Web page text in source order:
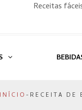
Receitas
INÍCIO - RECEITA DE